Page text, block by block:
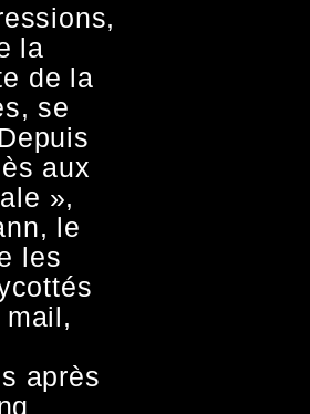
la
de la
se
aux
»,
le
les
après